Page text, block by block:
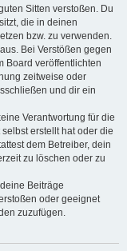
Sitten verstoßen. Du
die in deinen
bzw. zu verwenden.
Bei Verstößen gegen
Board veröffentlichten
zeitweise oder
und dir ein
Verantwortung für die
erstellt hat oder die
dem Betreiber, dein
zu löschen oder zu
Beiträge
oder geeignet
zuzufügen.